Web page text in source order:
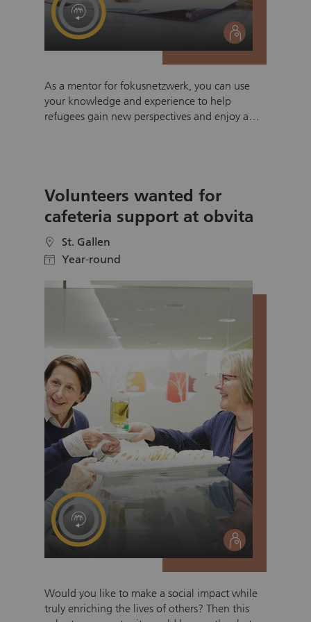
social
As a mentor for fokusnetzwerk, you can use
your knowledge and experience to help
refugees gain new perspectives and enjoy a
homework together. Of course, there are other
areas that you can choose, or you can suggest
your own. At fokusnetzwerk you can work with
a refugee for six months on an area that suits
your strengths and interests.
Volunteers wanted for
cafeteria support at obvita
location St. Gallen
calendar Year-round
social
Would you like to make a social impact while
truly enriching the lives of others? Then this